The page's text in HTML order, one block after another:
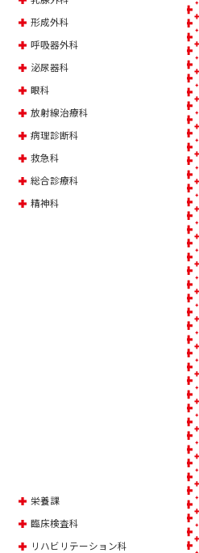
形成外科
呼吸器外科
泌尿器科
眼科
放射線治療科
病理診断科
救急科
総合診療科
精神科
栄養課
臨床検査科
リハビリテーション科